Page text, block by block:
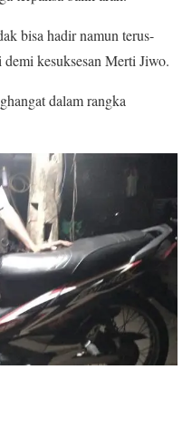
bisa hadir namun terus-
demi kesuksesan Merti Jiwo.
dalam rangka